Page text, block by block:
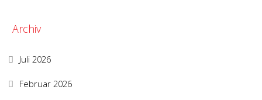
Archiv
Juli 2026
Februar 2026